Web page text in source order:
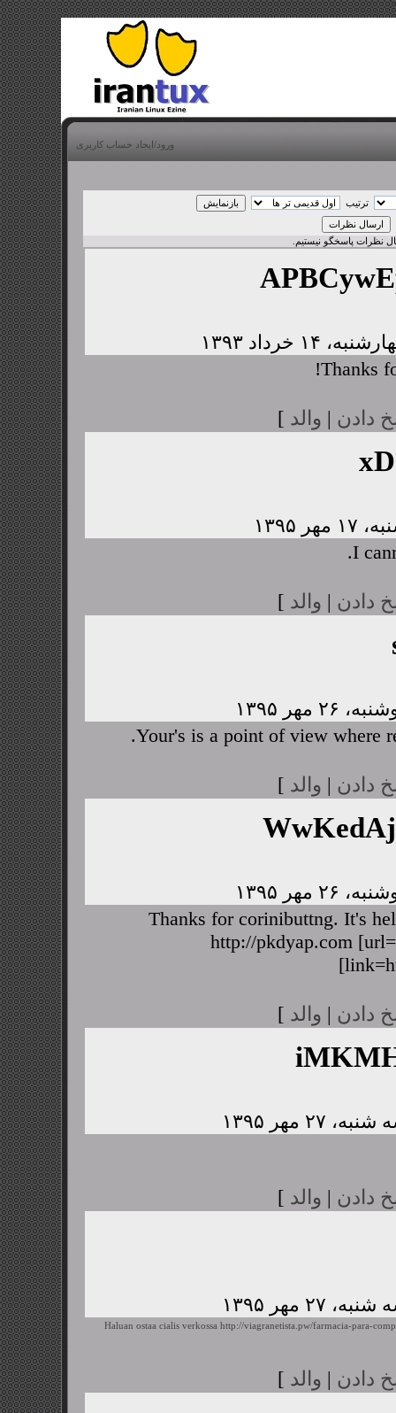
ورود/ایجاد حساب کاربری
ترتیب
نظرات پاسخگو نیستیم.
Thanks
دادن | والد ]
I
دادن | والد ]
Your's is a point of view where
دادن | والد ]
Thanks for corinibuttng. It's
http://pkdyap.com
دادن | والد ]
دادن | والد ]
Haluan ostaa cialis verkossa http://viagranetista.pw/farmacia-para-
دادن | والد ]